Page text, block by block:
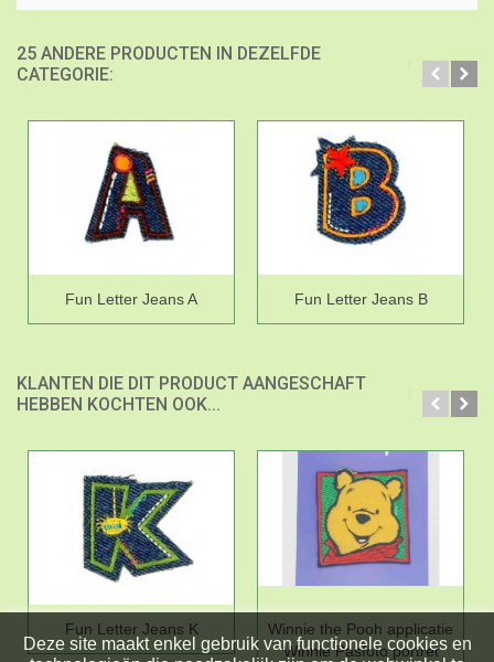
25 ANDERE PRODUCTEN IN DEZELFDE
CATEGORIE:
Fun Letter Jeans A Fun Letter Jeans B
KLANTEN DIE DIT PRODUCT AANGESCHAFT
HEBBEN KOCHTEN OOK...
Fun Letter Jeans K
Winnie the Pooh applicatie
Winnie Pasfoto portret
Deze site maakt enkel gebruik van functionele cookies en